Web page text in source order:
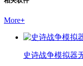
More+
史诗战争模拟器